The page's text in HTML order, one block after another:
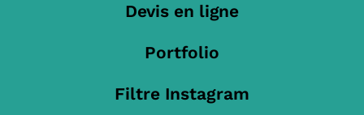
Devis en ligne
Portfolio
Filtre Instagram